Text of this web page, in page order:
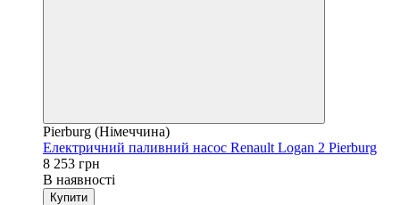
Pierburg (Німеччина)
Електричний паливний насос Renault Logan 2 Pierburg
8 253 грн
В наявності
Купити